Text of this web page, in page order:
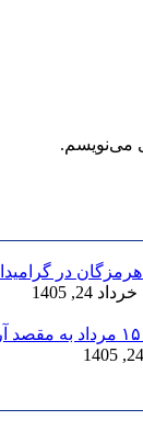
می‌نویسم.
هرمزگان در
خرداد 24, 1405